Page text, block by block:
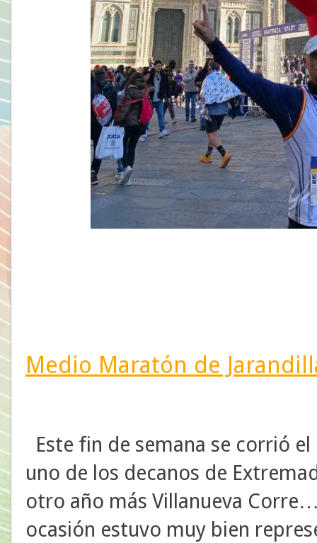
Medio Maratón de
Este fin de semana se corrió
uno de los decanos de
otro año más Villanueva
ocasión estuvo muy bien